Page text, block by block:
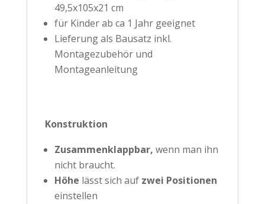
49,5x105x21 cm
für Kinder ab ca 1 Jahr geeignet
Lieferung als Bausatz inkl.
Montagezubehör und
Montageanleitung
Konstruktion
Zusammenklappbar, wenn man ihn
nicht braucht.
Höhe lässt sich auf zwei Positionen
einstellen